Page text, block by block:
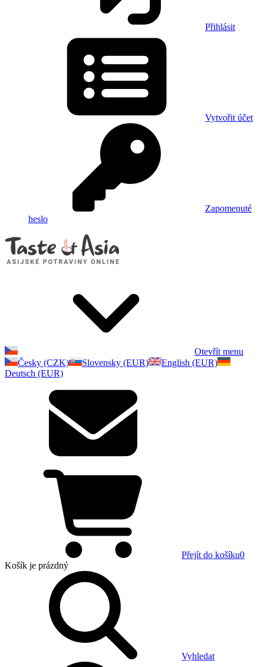
Přihlásit
Vytvořit účet
Zapomenuté
heslo
Otevřít menu
Česky (CZK)
Slovensky (EUR)
English (EUR)
Deutsch (EUR)
Přejít do košíku0
Košík je prázdný
Vyhledat